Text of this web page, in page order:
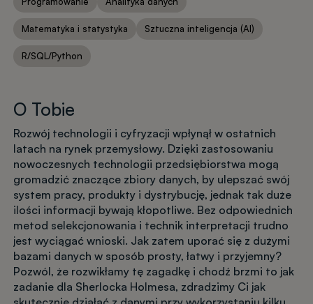
Matematyka i statystyka Sztuczna inteligencja (AI)
R/SQL/Python
O Tobie
Rozwój technologii i cyfryzacji wpłynął w ostatnich
latach na rynek przemysłowy. Dzięki zastosowaniu
nowoczesnych technologii przedsiębiorstwa mogą
gromadzić znaczące zbiory danych, by ulepszać swój
system pracy, produkty i dystrybucję, jednak tak duże
ilości informacji bywają kłopotliwe. Bez odpowiednich
metod selekcjonowania i technik interpretacji trudno
jest wyciągać wnioski. Jak zatem uporać się z dużymi
bazami danych w sposób prosty, łatwy i przyjemny?
Pozwól, że rozwikłamy tę zagadkę i chodź brzmi to jak
zadanie dla Sherlocka Holmesa, zdradzimy Ci jak